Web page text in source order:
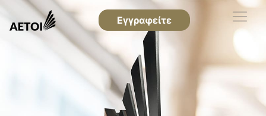
Εγγραφείτε